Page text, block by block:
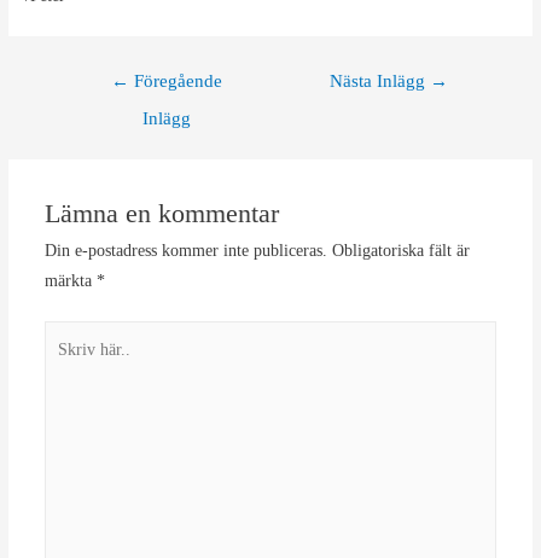
Inläggsnavigering
← Föregående
Inlägg
Nästa Inlägg →
Lämna en kommentar
Din e-postadress kommer inte publiceras. Obligatoriska fält är
märkta *